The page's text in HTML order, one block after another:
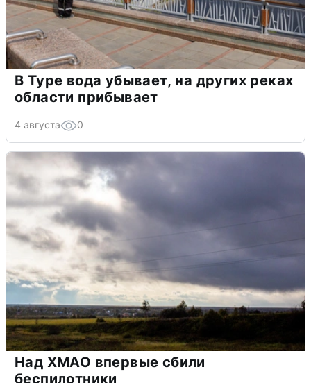
В Туре вода убывает, на других реках
области прибывает
4 августа 0
Над ХМАО впервые сбили
беспилотники